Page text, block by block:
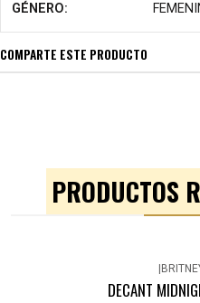
GÉNERO:
COMPARTE ESTE PRODUCTO
PRODUCTOS
DECANT